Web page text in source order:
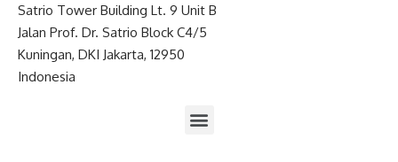
Satrio Tower Building Lt. 9 Unit B
Jalan Prof. Dr. Satrio Block C4/5
Kuningan, DKI Jakarta, 12950
Indonesia